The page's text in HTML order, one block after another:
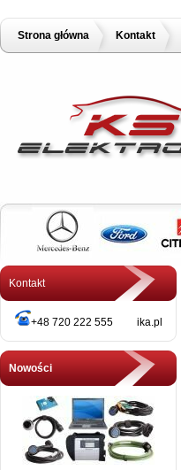
Strona główna Kontakt
Kontakt
+48 720 222 555 ika.pl
Nowości